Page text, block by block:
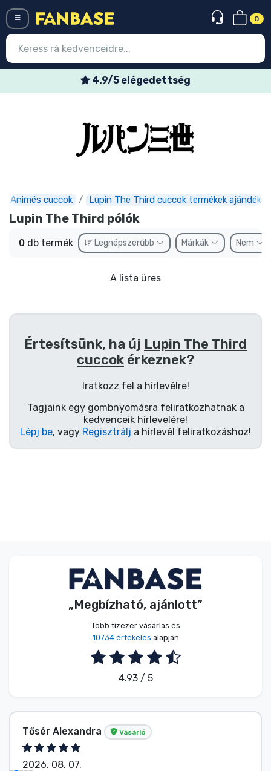
0
4.9/5 elégedettség
Animés cuccok Lupin The Third cuccok termékek ajándékok
Lupin The Third pólók
0 db termék Legnépszerűbb Márkák Nem
A lista üres
Értesítsünk, ha új Lupin The Third
cuccok érkeznek?
Iratkozz fel a hírlevélre!
Tagjaink egy gombnyomásra feliratkozhatnak a
kedvenceik hírlevelére!
Lépj be, vagy Regisztrálj a hírlevél feliratkozáshoz!
„Megbízható, ajánlott”
Több tízezer vásárlás és
10734 értékelés alapján
4.93 / 5
Tősér Alexandra Vásárló
2026. 08. 07.
Legújabb cuccok
Express szállítás
Előrendelhető cuccok
Outlet cuccok
Sorozatos cuccok
Mesés cuccok
Animés cuccok
Terméktípusok